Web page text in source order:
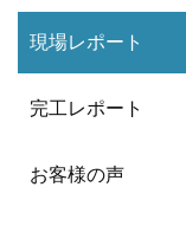
現場レポート
完工レポート
お客様の声